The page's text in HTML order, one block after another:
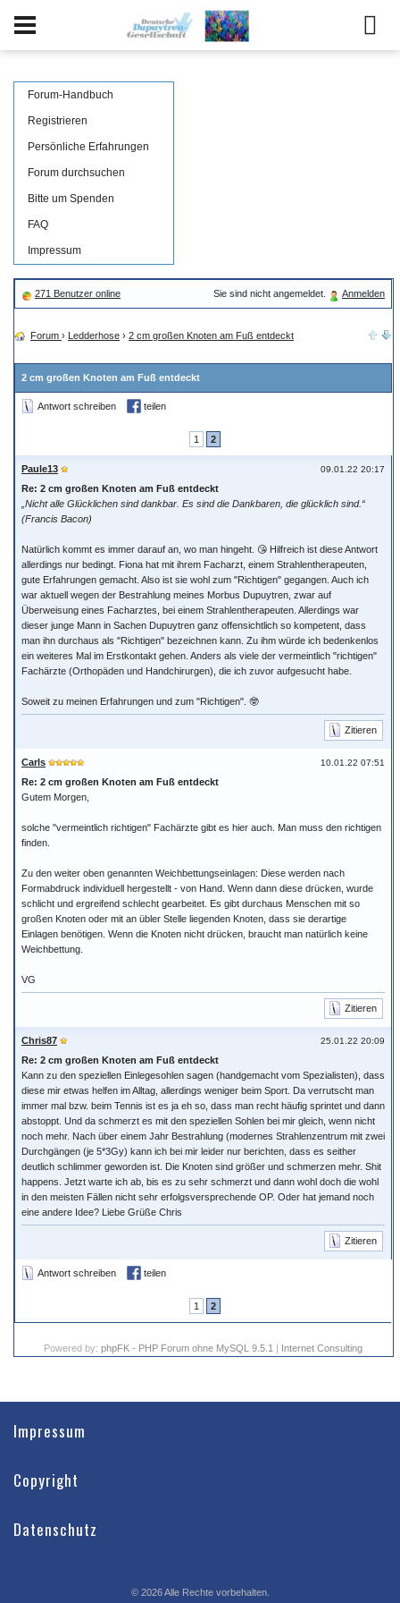
Forum-Handbuch
Registrieren
Persönliche Erfahrungen
Forum durchsuchen
Bitte um Spenden
FAQ
Impressum
271 Benutzer online Sie sind nicht angemeldet. Anmelden
Forum › Ledderhose › 2 cm großen Knoten am Fuß entdeckt
2 cm großen Knoten am Fuß entdeckt
Antwort schreiben teilen
1 2
09.01.22 20:17
Paule13
Re: 2 cm großen Knoten am Fuß entdeckt
„Nicht alle Glücklichen sind dankbar. Es sind die Dankbaren, die glücklich sind.“
(Francis Bacon)
Natürlich kommt es immer darauf an, wo man hingeht. 😘 Hilfreich ist diese Antwort
allerdings nur bedingt. Fiona hat mit ihrem Facharzt, einem Strahlentherapeuten,
gute Erfahrungen gemacht. Also ist sie wohl zum "Richtigen" gegangen. Auch ich
war aktuell wegen der Bestrahlung meines Morbus Dupuytren, zwar auf
Überweisung eines Facharztes, bei einem Strahlentherapeuten. Allerdings war
dieser junge Mann in Sachen Dupuytren ganz offensichtlich so kompetent, dass
man ihn durchaus als "Richtigen" bezeichnen kann. Zu ihm würde ich bedenkenlos
ein weiteres Mal im Erstkontakt gehen. Anders als viele der vermeintlich "richtigen"
Fachärzte (Orthopäden und Handchirurgen), die ich zuvor aufgesucht habe.
Soweit zu meinen Erfahrungen und zum "Richtigen". 🤓
Zitieren
10.01.22 07:51
Carls
Re: 2 cm großen Knoten am Fuß entdeckt
Gutem Morgen,
solche "vermeintlich richtigen" Fachärzte gibt es hier auch. Man muss den richtigen
finden.
Zu den weiter oben genannten Weichbettungseinlagen: Diese werden nach
Formabdruck individuell hergestellt - von Hand. Wenn dann diese drücken, wurde
schlicht und ergreifend schlecht gearbeitet. Es gibt durchaus Menschen mit so
großen Knoten oder mit an übler Stelle liegenden Knoten, dass sie derartige
Einlagen benötigen. Wenn die Knoten nicht drücken, braucht man natürlich keine
Weichbettung.
VG
Zitieren
25.01.22 20:09
Chris87
Re: 2 cm großen Knoten am Fuß entdeckt
Kann zu den speziellen Einlegesohlen sagen (handgemacht vom Spezialisten), dass
diese mir etwas helfen im Alltag, allerdings weniger beim Sport. Da verrutscht man
immer mal bzw. beim Tennis ist es ja eh so, dass man recht häufig sprintet und dann
abstoppt. Und da schmerzt es mit den speziellen Sohlen bei mir gleich, wenn nicht
noch mehr. Nach über einem Jahr Bestrahlung (modernes Strahlenzentrum mit zwei
Durchgängen (je 5*3Gy) kann ich bei mir leider nur berichten, dass es seither
deutlich schlimmer geworden ist. Die Knoten sind größer und schmerzen mehr. Shit
happens. Jetzt warte ich ab, bis es zu sehr schmerzt und dann wohl doch die wohl
in den meisten Fällen nicht sehr erfolgsversprechende OP. Oder hat jemand noch
eine andere Idee? Liebe Grüße Chris
Zitieren
Antwort schreiben teilen
1 2
Powered by:phpFK - PHP Forum ohne MySQL 9.5.1 | Internet Consulting
Impressum
Copyright
Datenschutz
© 2026Alle Rechte vorbehalten.